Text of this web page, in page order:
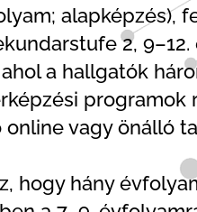
alapképzés),
2,
a hallgatók
vagy önálló
hogy hány